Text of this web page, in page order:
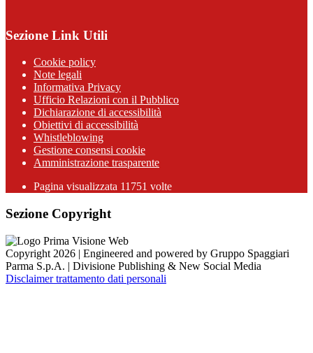
Sezione Link Utili
Cookie policy
Note legali
Informativa Privacy
Ufficio Relazioni con il Pubblico
Dichiarazione di accessibilità
Obiettivi di accessibilità
Whistleblowing
Gestione consensi cookie
Amministrazione trasparente
Pagina visualizzata 11751 volte
Sezione Copyright
Copyright 2026 | Engineered and powered by Gruppo Spaggiari
Parma S.p.A. | Divisione Publishing & New Social Media
Disclaimer trattamento dati personali